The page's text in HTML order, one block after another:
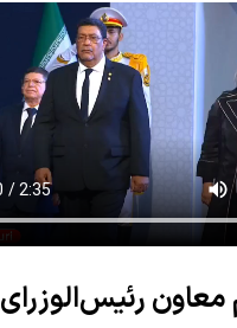
معاون رئیس‌الوزرای